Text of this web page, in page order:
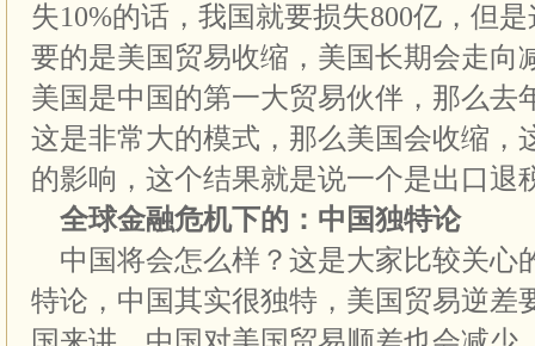
失10%的话，我国就要损失800亿，但
要的是美国贸易收缩，美国长期会走向
美国是中国的第一大贸易伙伴，那么去
这是非常大的模式，那么美国会收缩，
的影响，这个结果就是说一个是出口退
全球金融危机下的：中国独特论
中国将会怎么样？这是大家比较关心
特论，中国其实很独特，美国贸易逆差